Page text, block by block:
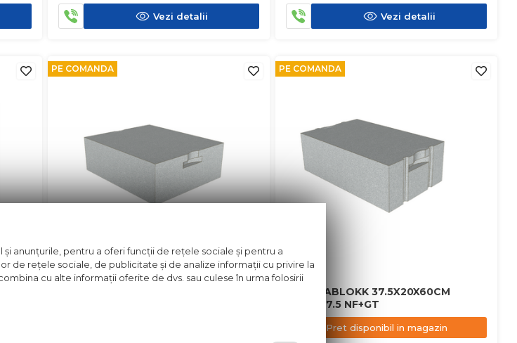
Vezi detalii Vezi detalii
PE COMANDA PE COMANDA
BCA VIABLOKK 37.5X20X60CM
D350/37.5 NF+GT
Pret disponibil in magazin
anunțurile, pentru a oferi funcții de rețele sociale și pentru a
de rețele sociale, de publicitate și de analize informații cu privire la
cu alte informații oferite de dvs. sau culese în urma folosirii